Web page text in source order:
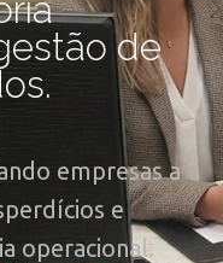
de
empresas a
e
operacional.